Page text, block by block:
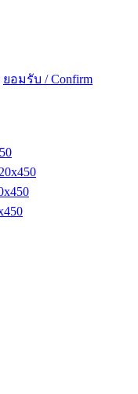
ยอมรับ / Confirm